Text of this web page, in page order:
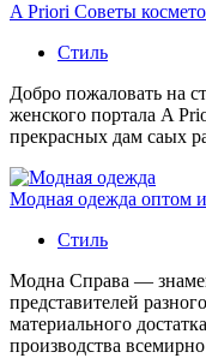
A Priori Советы
Стиль
Добро пожаловать на
женского портала A
прекрасных дам саых
Модная одежда оптом
Стиль
Модна Справа —
представителей
материального
производства